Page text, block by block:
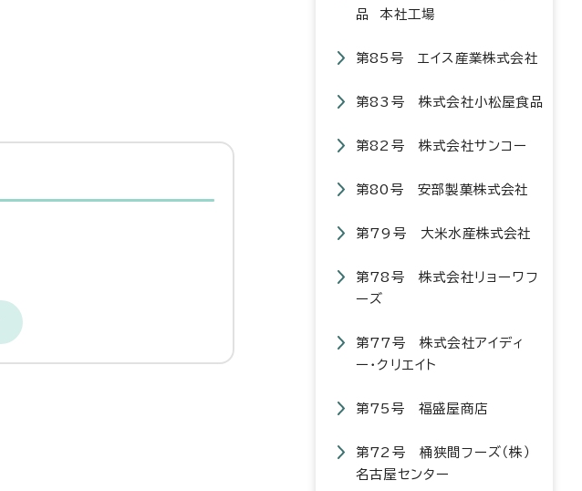
品 本社工場
第85号 エイス産業株式会社
第83号 株式会社小松屋食品
第82号 株式会社サンコー
第80号 安部製菓株式会社
第79号 大米水産株式会社
第78号 株式会社リョーワフ
ーズ
第77号 株式会社アイディ
ー・クリエイト
第75号 福盛屋商店
第72号 桶狭間フーズ（株）
名古屋センター